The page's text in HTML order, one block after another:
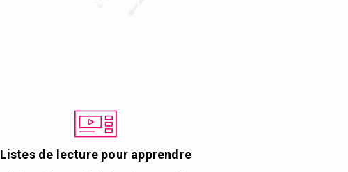
Listes de lecture pour apprendre